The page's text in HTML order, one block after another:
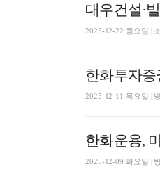
대우건설·
2025-12-22 월요일 |
한화투자증
2025-12-11 목요일 |
한화운용,
2025-12-09 화요일 |